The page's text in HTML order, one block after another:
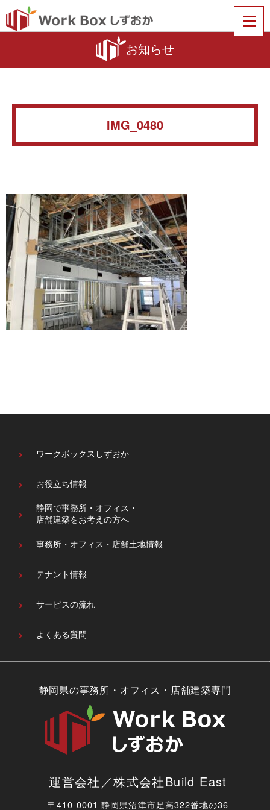
お知らせ
IMG_0480
ワークボックスしずおか
お役立ち情報
静岡で事務所・オフィス・
店舗建築をお考えの方へ
事務所・オフィス・ 店舗土地情報
テナント情報
サービスの流れ
よくある質問
静岡県の事務所・オフィス・店舗建築専門
運営会社／株式会社Build East
〒410-0001 静岡県沼津市足高322番地の36